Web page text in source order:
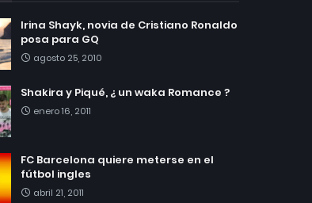
Irina Shayk, novia de Cristiano Ronaldo
posa para GQ
agosto 25, 2010
Shakira y Piqué, ¿ un waka Romance ?
enero 16, 2011
FC Barcelona quiere meterse en el
fútbol ingles
abril 21, 2011